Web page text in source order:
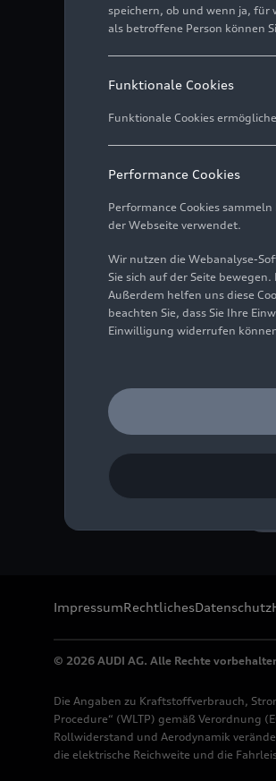
ImpressumRechtlichesDatenschutz
© 2026 AUDI AG. Alle Rechte
Die Angaben zu Kraftstoffverbrauch,
Procedure“ (WLTP) gemäß Verordnung
Rollwiderstand und Aerodynamik
die elektrische Reichweite und die
speichern, ob und wenn ja, für
als betroffene Person können
Funktionale Cookies
Funktionale Cookies
Performance Cookies
Performance Cookies
der Webseite verwendet.
Wir nutzen die Webanalyse-
Sie sich auf der Seite
Außerdem helfen uns diese
beachten Sie, dass Sie Ihre
Einwilligung widerrufen